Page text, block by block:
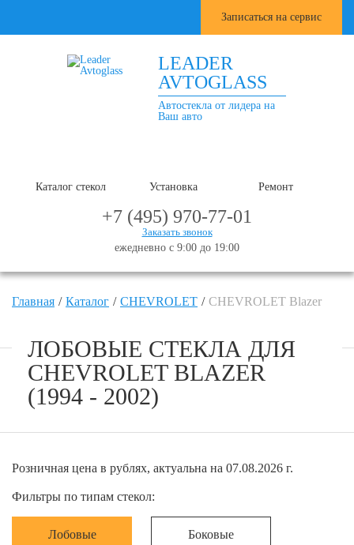
Записаться на сервис
LEADER
AVTOGLASS
Автостекла от лидера на
Ваш авто
Каталог стекол Установка Ремонт
+7 (495) 970-77-01
Заказать звонок
ежедневно с 9:00 до 19:00
Главная Каталог CHEVROLET CHEVROLET Blazer
ЛОБОВЫЕ СТЕКЛА ДЛЯ
CHEVROLET BLAZER
(1994 - 2002)
Розничная цена в рублях, актуальна на 07.08.2026 г.
Фильтры по типам стекол:
Лобовые Боковые